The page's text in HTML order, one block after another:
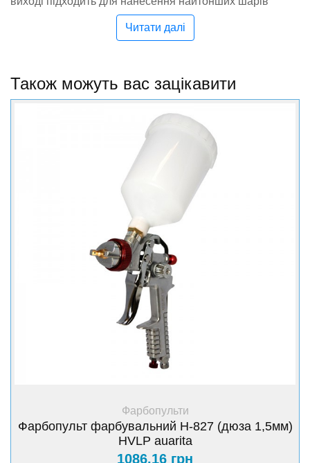
фарби та економить до 30% фарби.професійний
фарбопульт, який призначений для роботи з різними
(великий потік повітря, низький тиск) застосовується
співвідношення якість/ефективність;високий коефіцієнт
перенесення ЛКМ (до 70%); економічна витрата
ЛКМ;мале туманоутворення і мінімальна кількість
частинок на поверхні, що фарбується; регулювання
подачі повітря, фарби та ширини факела розпилення.
Читати далі
Також можуть вас зацікавити
+ Купити
Фарбопульти
Фарбопульт фарбувальний H-827 (дюза 1,5мм)
HVLP auarita
1086.16 грн